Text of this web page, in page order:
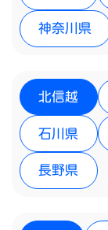
神奈川県
北信越
石川県
長野県